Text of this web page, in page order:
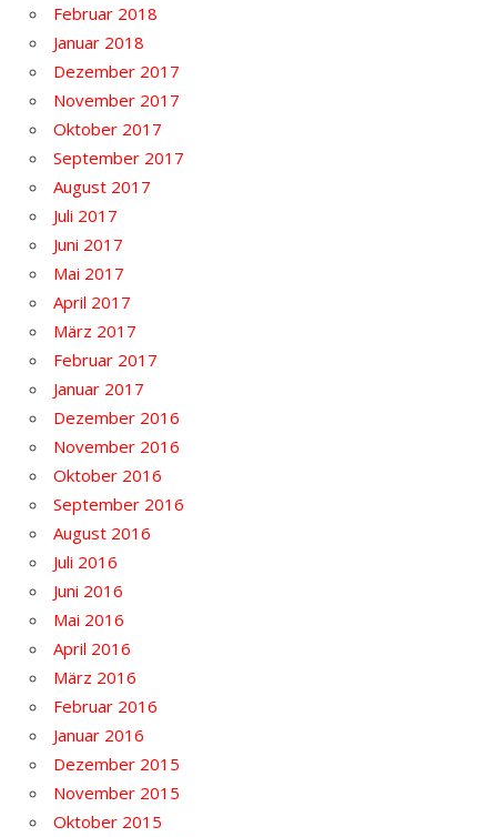
Februar 2018
Januar 2018
Dezember 2017
November 2017
Oktober 2017
September 2017
August 2017
Juli 2017
Juni 2017
Mai 2017
April 2017
März 2017
Februar 2017
Januar 2017
Dezember 2016
November 2016
Oktober 2016
September 2016
August 2016
Juli 2016
Juni 2016
Mai 2016
April 2016
März 2016
Februar 2016
Januar 2016
Dezember 2015
November 2015
Oktober 2015